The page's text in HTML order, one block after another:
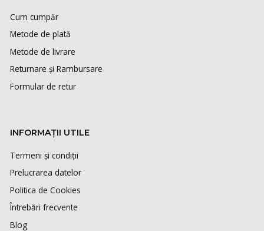
Cum cumpăr
Metode de plată
Metode de livrare
Returnare și Rambursare
Formular de retur
INFORMAȚII UTILE
Termeni și condiții
Prelucrarea datelor
Politica de Cookies
Întrebări frecvente
Blog